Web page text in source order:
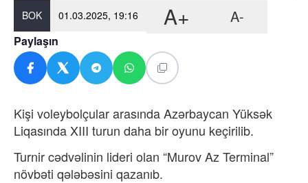
BOK 01.03.2025, 19:16 A+ A-
Paylaşın
Kişi voleybolçular arasında Azərbaycan Yüksək
Liqasında XIII turun daha bir oyunu keçirilib.
Turnir cədvəlinin lideri olan “Murov Az Terminal”
növbəti qələbəsini qazanıb.